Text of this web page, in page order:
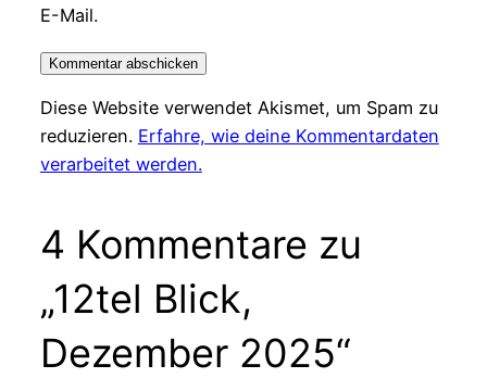
E-Mail.
Diese Website verwendet Akismet, um Spam zu
reduzieren. Erfahre, wie deine Kommentardaten
verarbeitet werden.
4 Kommentare zu
„12tel Blick,
Dezember 2025“